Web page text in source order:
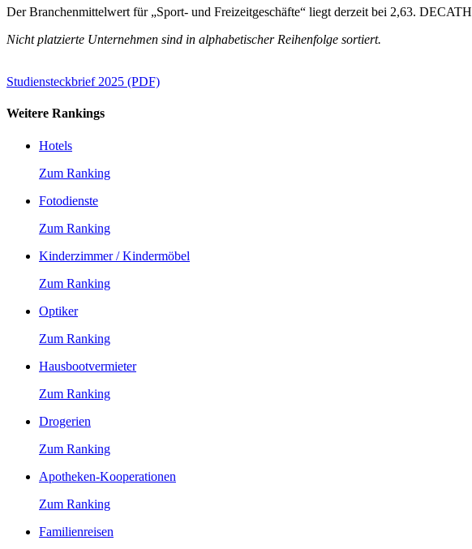
Der Branchenmittelwert für „Sport- und Freizeitgeschäfte“ liegt derzeit bei 2,63.
Nicht platzierte Unternehmen sind in alphabetischer Reihenfolge sortiert.
Studiensteckbrief 2025 (PDF)
Weitere Rankings
Hotels
Zum Ranking
Fotodienste
Zum Ranking
Kinderzimmer / Kindermöbel
Zum Ranking
Optiker
Zum Ranking
Hausbootvermieter
Zum Ranking
Drogerien
Zum Ranking
Apotheken-Kooperationen
Zum Ranking
Familienreisen